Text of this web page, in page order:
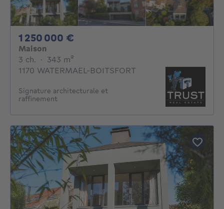
1 250 000 €
Maison
3 ch. 3 chambres
· 343 m²
1170 WATERMAEL-BOITSFORT
Signature architecturale et
raffinement